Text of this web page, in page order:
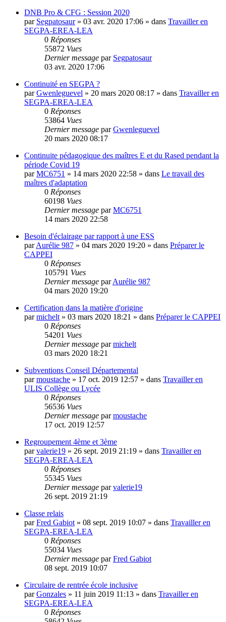
DNB Pro & CFG : Session 2020
par Segpatosaur» 03 avr. 2020 17:06 » dans Travailler en
SEGPA-EREA-LEA
0 Réponses
55872 Vues
Dernier message par Segpatosaur
03 avr. 2020 17:06
Continuité en SEGPA ?
parGwenleguevel » 20 mars 2020 08:17 » dans Travailler en
SEGPA-EREA-LEA
0 Réponses
53864 Vues
Dernier message parGwenleguevel
20 mars 2020 08:17
Continuite pédagogique des maîtres E et du Rased pendant la
période Covid 19
parMC6751 » 14 mars 2020 22:58 » dans Le travail des
maîtres d'adaptation
0 Réponses
60198 Vues
Dernier message parMC6751
14 mars 2020 22:58
Besoin d'éclairage par rapport à une ESS
parAurélie 987 » 04 mars 2020 19:20 » dans Préparer le
CAPPEI
0 Réponses
105791 Vues
Dernier message parAurélie 987
04 mars 2020 19:20
Certification dans la matière d'origine
parmichelt » 03 mars 2020 18:21 » dans Préparer le CAPPEI
0 Réponses
54201 Vues
Dernier message parmichelt
03 mars 2020 18:21
Subventions Conseil Départemental
parmoustache » 17 oct. 2019 12:57 » dans Travailler en
ULIS Collège ou Lycée
0 Réponses
56536 Vues
Dernier message parmoustache
17 oct. 2019 12:57
Regroupement 4ème et 3ème
parvalerie19 » 26 sept. 2019 21:19 » dans Travailler en
SEGPA-EREA-LEA
0 Réponses
55345 Vues
Dernier message parvalerie19
26 sept. 2019 21:19
Classe relais
parFred Gabiot » 08 sept. 2019 10:07 » dans Travailler en
SEGPA-EREA-LEA
0 Réponses
55034 Vues
Dernier message parFred Gabiot
08 sept. 2019 10:07
Circulaire de rentrée école inclusive
parGonzales » 11 juin 2019 11:13 » dans Travailler en
SEGPA-EREA-LEA
0 Réponses